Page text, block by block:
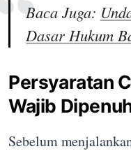
Baca Juga:
Dasar Hukum
Persyaratan
Wajib
Sebelum